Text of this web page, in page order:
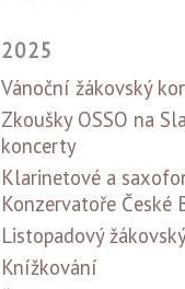
2025
Vánoční žákovský
Zkoušky OSSO na
koncerty
Klarinetové a
Konzervatoře České
Listopadový
Knížkování